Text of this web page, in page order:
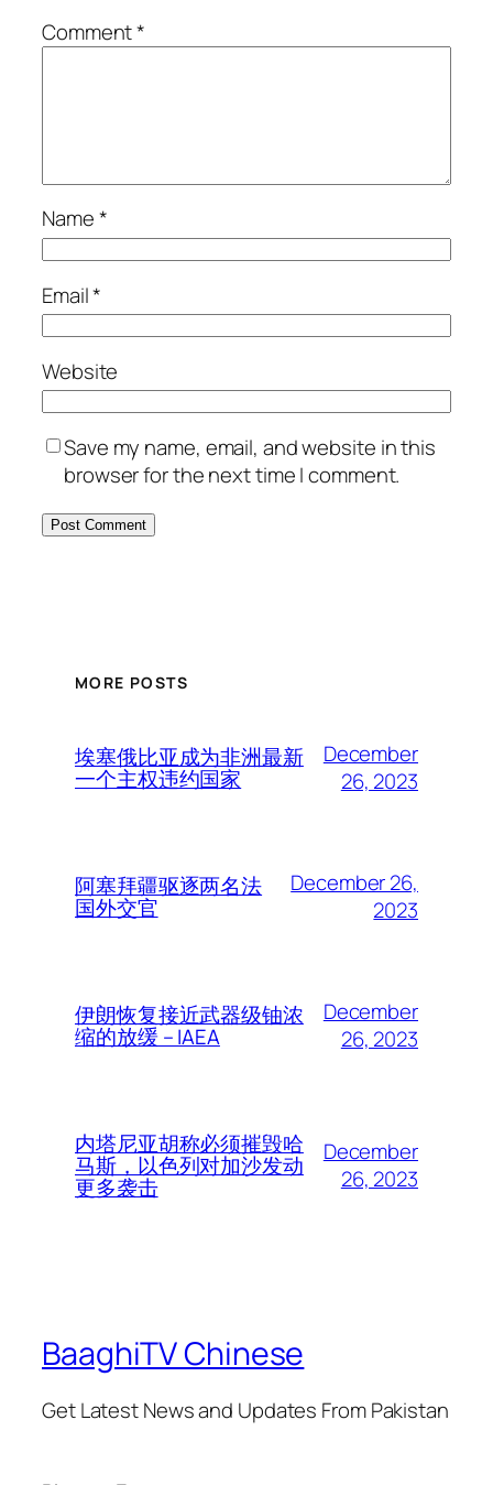
Comment*
Name*
Email*
Website
Save my name, email, and website in this
browser for the next time I comment.
MORE POSTS
埃塞俄比亚成为非洲最新
一个主权违约国家
December
26, 2023
阿塞拜疆驱逐两名法
国外交官
December 26,
2023
伊朗恢复接近武器级铀浓
缩的放缓 – IAEA
December
26, 2023
内塔尼亚胡称必须摧毁哈
马斯，以色列对加沙发动
更多袭击
December
26, 2023
BaaghiTV Chinese
Get Latest News and Updates From Pakistan